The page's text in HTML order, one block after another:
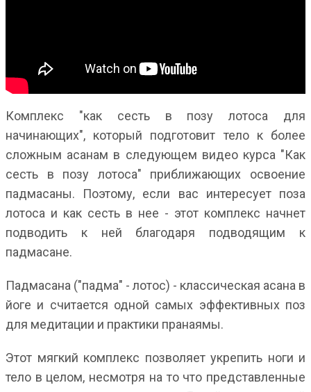
Комплекс "как сесть в позу лотоса для
начинающих", который подготовит тело к более
сложным асанам в следующем видео курса "Как
сесть в позу лотоса" приближающих освоение
падмасаны. Поэтому, если вас интересует поза
лотоса и как сесть в нее - этот комплекс начнет
подводить к ней благодаря подводящим к
падмасане.
Падмасана ("падма" - лотос) - классическая асана в
йоге и считается одной самых эффективных поз
для медитации и практики пранаямы.
Этот мягкий комплекс позволяет укрепить ноги и
тело в целом, несмотря на то что представленные